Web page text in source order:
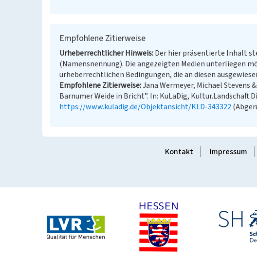
Empfohlene Zitierweise
Urheberrechtlicher Hinweis Der hier präsentierte Inhalt
(Namensnennung). Die angezeigten Medien unterliegen
urheberrechtlichen Bedingungen, die an diesen
Empfohlene Zitierweise Jana Wermeyer, Michael Stevens
Barnumer Weide in Bricht”. In: KuLaDig,
https://www.kuladig.de/Objektansicht/KLD-343322
Kontakt Impressum